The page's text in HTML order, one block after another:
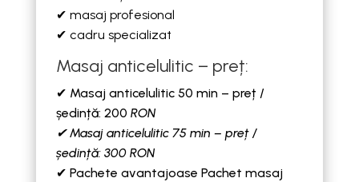
✔ masaj profesional
✔ cadru specializat
Masaj anticelulitic – preț:
✔ Masaj anticelulitic 50 min – preț /
ședință: 200 RON
✔ Masaj anticelulitic 75 min – preț /
ședință: 300 RON
✔ Pachete avantajoase Pachet masaj